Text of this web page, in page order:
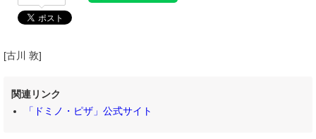
[古川 敦]
関連リンク
「ドミノ・ピザ」公式サイト